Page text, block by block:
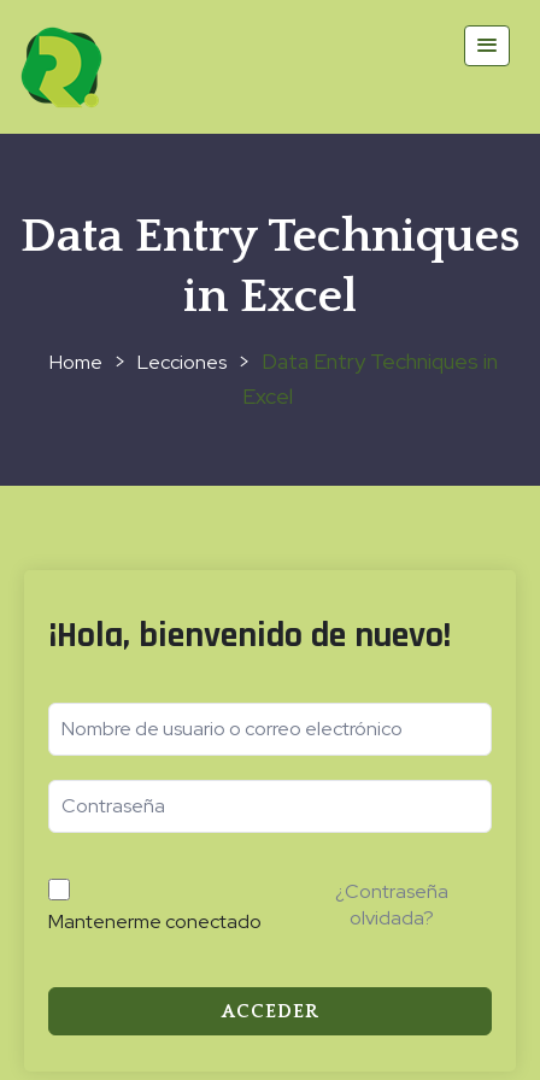
Data Entry Techniques
in Excel
> Lecciones > Data Entry Techniques in
Excel
¡Hola, bienvenido de nuevo!
Mantenerme conectado
¿Contraseña
olvidada?
ACCEDER